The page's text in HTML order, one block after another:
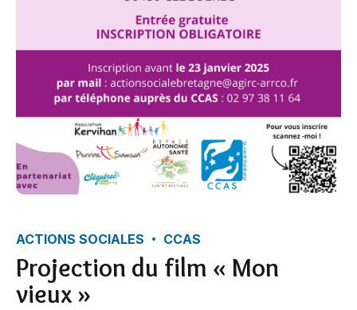
ACTIONS SOCIALES CCAS
Projection du film « Mon
vieux »